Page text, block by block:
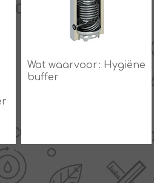
Wat waarvoor: Hygiëne
buffer